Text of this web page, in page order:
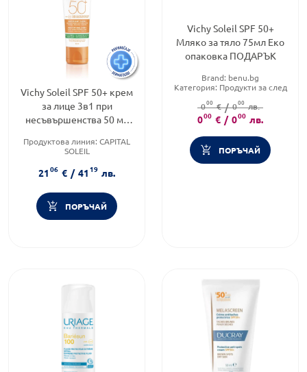
Vichy Soleil SPF 50+ крем
за лице 3в1 при
несъвършенства 50 мл
Продуктова линия: CAPITAL
SOLEIL
50
Форма на продукта:крем
2106 € / 4119 лв.
ПОРЪЧАЙ
Vichy Soleil SPF 50+
Мляко за тяло 75мл Eко
опаковка ПОДАРЪК
Brand: benu.bg
Категория: Продукти за след
Тип продукт:Мляко
000 € / 000 лв.
000 € / 000 лв.
ПОРЪЧАЙ